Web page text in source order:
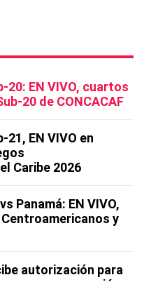
20: EN VIVO, cuartos
20 de CONCACAF
21, EN VIVO en
Caribe 2026
Panamá: EN VIVO,
y
autorización para